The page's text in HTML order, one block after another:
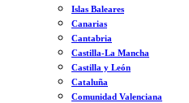
Islas Baleares
Canarias
Cantabria
Castilla-La Mancha
Castilla y León
Cataluña
Comunidad Valenciana